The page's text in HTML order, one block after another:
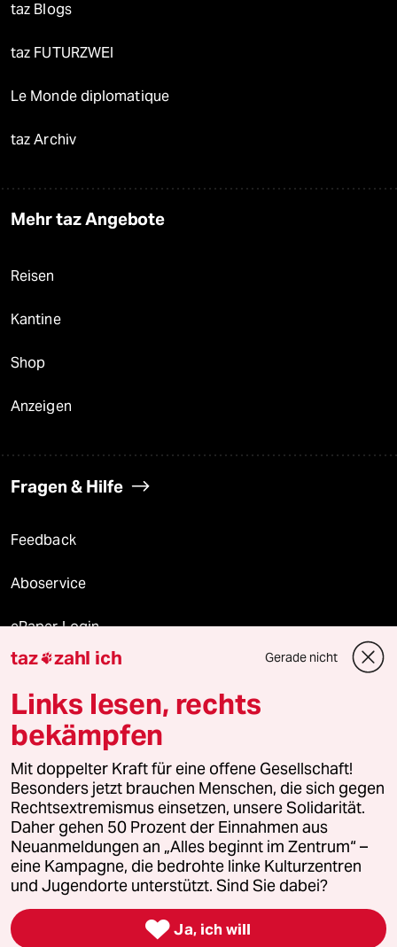
taz Blogs
taz FUTURZWEI
Le Monde diplomatique
taz Archiv
Mehr taz Angebote
Reisen
Kantine
Shop
Anzeigen
Fragen & Hilfe
Feedback
Aboservice
ePaper Login
Downloads für Abonnierende
© 2026 taz Verlags und Vertriebs GmbH
Alle Rechte vorbehalten. Bei rechtlichen Fragen oder für Genehmigungen
wenden Sie sich bitte an lizenzen@taz.de
Feedback Redaktionsstatut Kommune-Richtlinien
Leitlinie Informant Datenschutz Impressum AGB
Seitenwende Einwilligungen widerrufen (Ads)
taz zahl ich Gerade nicht
Links lesen, rechts
bekämpfen
Mit doppelter Kraft für eine offene Gesellschaft!
Besonders jetzt brauchen Menschen, die sich gegen
Rechtsextremismus einsetzen, unsere Solidarität.
Daher gehen 50 Prozent der Einnahmen aus
Neuanmeldungen an „Alles beginnt im Zentrum“ –
eine Kampagne, die bedrohte linke Kulturzentren
und Jugendorte unterstützt. Sind Sie dabei?
 Ja, ich will